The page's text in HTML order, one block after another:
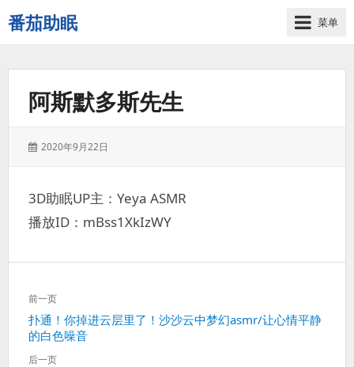
番茄助眠
一
个
菜单
阿斯默多斯先生
发
2020年9月22日
3D助眠UP主：Yeya ASMR
播放ID：mBss1XkIzWY
文
章
导
航
前一页
上
一
篇：
扑通！你掉进云层里了！沙沙云中梦幻asmr/让心情平静
的白色噪音
后一页